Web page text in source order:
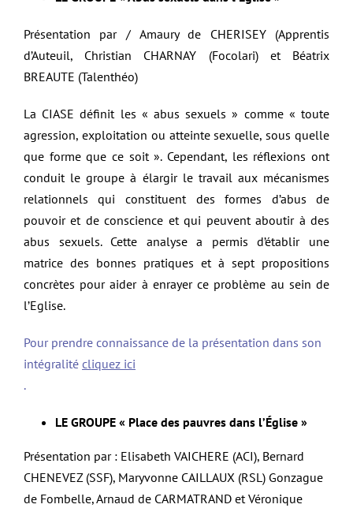
Présentation par / Amaury de CHERISEY (Apprentis
d’Auteuil, Christian CHARNAY (Focolari) et Béatrix
BREAUTE (Talenthéo)
La CIASE définit les « abus sexuels » comme « toute
agression, exploitation ou atteinte sexuelle, sous quelle
que forme que ce soit ». Cependant, les réflexions ont
conduit le groupe à élargir le travail aux mécanismes
relationnels qui constituent des formes d’abus de
pouvoir et de conscience et qui peuvent aboutir à des
abus sexuels. Cette analyse a permis d’établir une
matrice des bonnes pratiques et à sept propositions
concrètes pour aider à enrayer ce problème au sein de
l’Eglise.
Pour prendre connaissance de la présentation dans son
intégralité cliquez ici
.
LE GROUPE « Place des pauvres dans l’Église »
Présentation par : Elisabeth VAICHERE (ACI), Bernard
CHENEVEZ (SSF), Maryvonne CAILLAUX (RSL) Gonzague
de Fombelle, Arnaud de CARMATRAND et Véronique